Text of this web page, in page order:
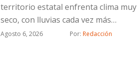
territorio estatal enfrenta clima muy
seco, con lluvias cada vez más
escasas
Agosto 6, 2026 Por: Redacción